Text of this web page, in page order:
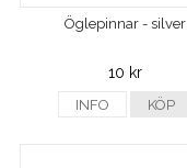
Öglepinnar - silver
10 kr
INFO KÖP